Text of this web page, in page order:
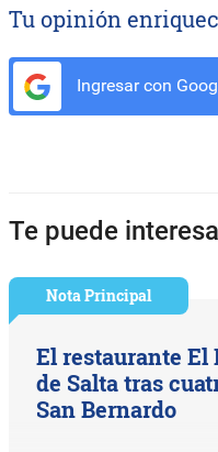
Tu opinión
Ingresar con
Te puede
Nota Principal
El restaurante El
de Salta tras
San Bernardo